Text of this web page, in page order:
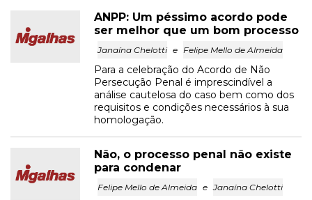
ANPP: Um péssimo acordo pode
ser melhor que um bom processo
Janaína Chelotti e Felipe Mello de Almeida
Para a celebração do Acordo de Não
Persecução Penal é imprescindível a
análise cautelosa do caso bem como dos
requisitos e condições necessários à sua
homologação.
Não, o processo penal não existe
para condenar
Felipe Mello de Almeida e Janaína Chelotti